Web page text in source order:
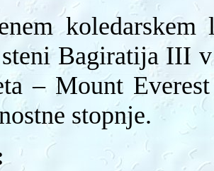
koledarskem
Bagiratija III
– Mount
stopnje.